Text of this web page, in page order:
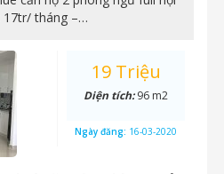
17tr/ tháng –…
19 Triệu
Diện tích:96 m2
Ngày đăng: 16-03-2020